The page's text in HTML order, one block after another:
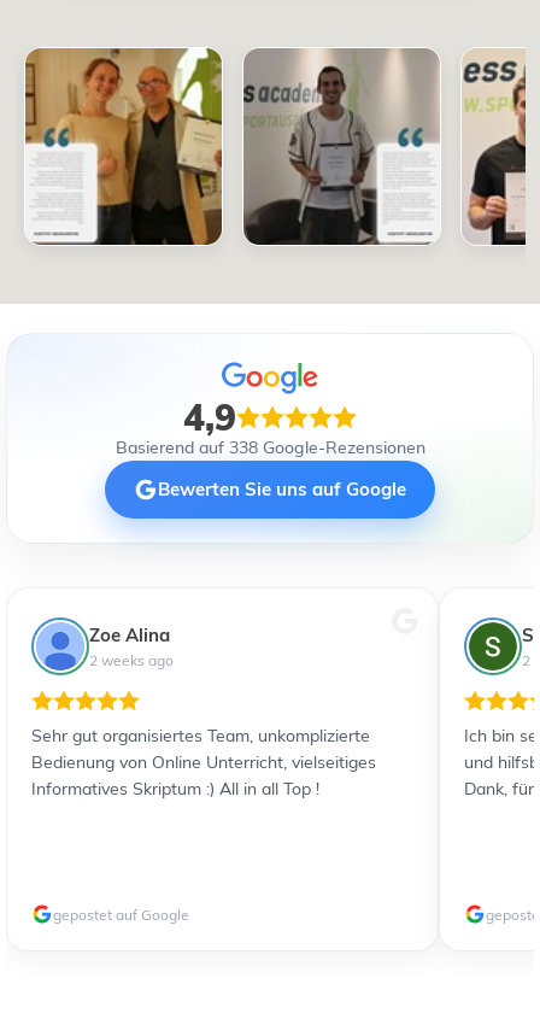
4,9
Basierend auf 338 Google-Rezensionen
Bewerten Sie uns auf Google
Zoe Alina
2 weeks ago
Sehr gut organisiertes Team, unkomplizierte
Bedienung von Online Unterricht, vielseitiges
Informatives Skriptum :) All in all Top !
gepostet auf Google
2
Ich bin
und
Dank, für